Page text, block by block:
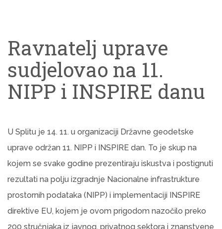
Ravnatelj uprave
sudjelovao na 11.
NIPP i INSPIRE danu
U Splitu je 14. 11. u organizaciji Državne geodetske
uprave održan 11. NIPP i INSPIRE dan. To je skup na
kojem se svake godine prezentiraju iskustva i postignuti
rezultati na polju izgradnje Nacionalne infrastrukture
prostornih podataka (NIPP) i implementaciji INSPIRE
direktive EU, kojem je ovom prigodom nazočilo preko
200 stručnjaka iz javnog, privatnog sektora i znanstvene